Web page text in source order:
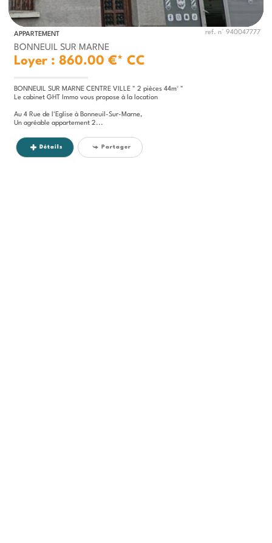
APPARTEMENT ref. n° 940047777
BONNEUIL SUR MARNE
Loyer : 860.00 €* CC
BONNEUIL SUR MARNE CENTRE VILLE " 2 pièces 44m² "
Le cabinet GHT Immo vous propose à la location
Au 4 Rue de l'Eglise à Bonneuil-Sur-Marne,
Un agréable appartement 2...
Détails Partager